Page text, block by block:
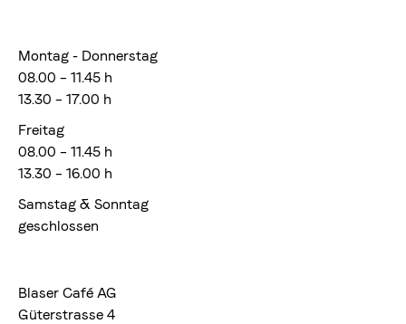
Montag - Donnerstag
08.00 – 11.45 h
13.30 – 17.00 h
Freitag
08.00 – 11.45 h
13.30 – 16.00 h
Samstag & Sonntag
geschlossen
Blaser Café AG
Güterstrasse 4